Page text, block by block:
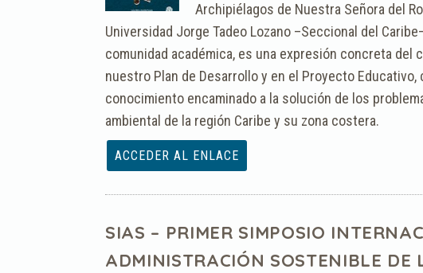
Archipiélagos de Nuestra Señora del
Universidad Jorge Tadeo Lozano –Seccional del
comunidad académica, es una expresión concreta
nuestro Plan de Desarrollo y en el Proyecto
conocimiento encaminado a la solución de los
ambiental de la región Caribe y su zona costera.
SIAS – PRIMER SIMPOSIO
ADMINISTRACIÓN SOSTENIBLE DE